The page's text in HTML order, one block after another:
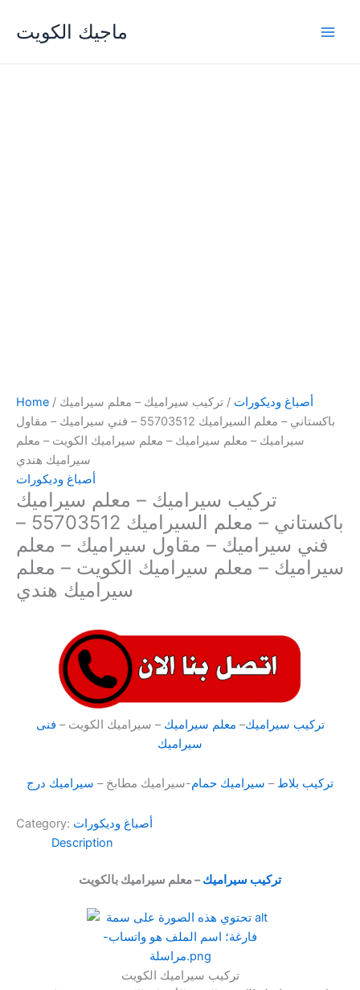
content
ماجيك الكويت
Home / أصباغ وديكورات / تركيب سيراميك – معلم سيراميك
باكستاني – معلم السيراميك 55703512 – فني سيراميك – مقاول
سيراميك – معلم سيراميك – معلم سيراميك الكويت – معلم
سيراميك هندي
أصباغ وديكورات
تركيب سيراميك – معلم سيراميك
باكستاني – معلم السيراميك 55703512 –
فني سيراميك – مقاول سيراميك – معلم
سيراميك – معلم سيراميك الكويت – معلم
سيراميك هندي
تركيب سيراميك– معلم سيراميك – سيراميك الكويت – فنى
سيراميك
تركيب بلاط – سيراميك حمام-سيراميك مطابخ – سيراميك درج
Category: أصباغ وديكورات
Description
تركيب سيراميك– معلم سيراميك بالكويت
تركيب سيراميك الكويت